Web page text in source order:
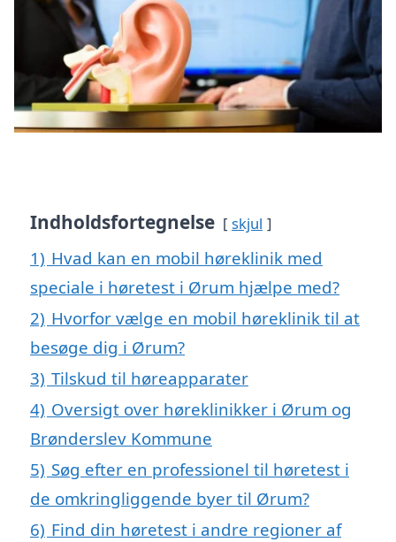
Indholdsfortegnelse skjul
1) Hvad kan en mobil høreklinik med
speciale i høretest i Ørum hjælpe med?
2) Hvorfor vælge en mobil høreklinik til at
besøge dig i Ørum?
3) Tilskud til høreapparater
4) Oversigt over høreklinikker i Ørum og
Brønderslev Kommune
5) Søg efter en professionel til høretest i
de omkringliggende byer til Ørum?
6) Find din høretest i andre regioner af